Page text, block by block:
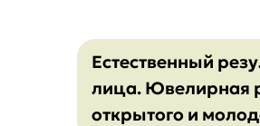
Естественный
лица. Ювелирная
открытого и